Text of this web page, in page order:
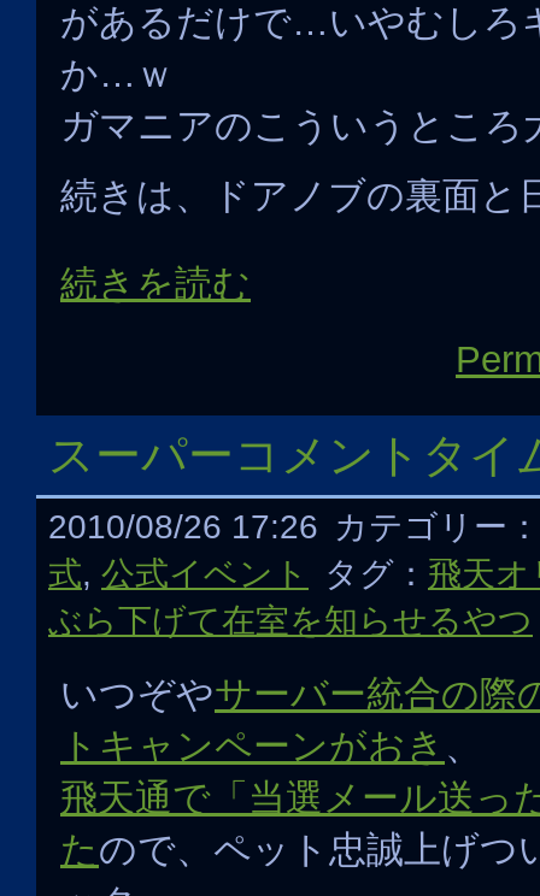
があるだけで…いやむしろ
か…ｗ
ガマニアのこういうところ
続きは、ドアノブの裏面と
続きを読む
スーパーコメントタイ
2010/08/26 17:26 カテゴリー：
式, 公式イベント タグ： 飛天
ぶら下げて在室を知らせるやつ
いつぞやサーバー統合の際
トキャンペーンがおき 、
飛天通で「当選メール送っ
たので、ペット忠誠上げつ